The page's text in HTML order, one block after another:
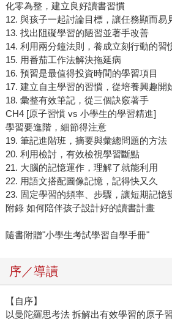
化零為整，建立良好讀書習慣
12. 與孩子一起討論目標，讓任務顯而易
13. 找出阻礙學習的陋習並著手改善
14. 利用兩分鐘法則，養成立刻行動的習
15. 用番茄工作法解決拖延病
16. 預習是最值得投資時間的學習項目
17. 建立自主學習的習慣，從培養興趣開
18. 彙整有效筆記，從三個訣竅著手
CH4 [原子習慣 vs 小學生的學習精進]
學習要進階，細節得注意
19. 筆記進階班，摘要與彙總問題的方法
20. 利用檢討，有效檢視學習斷點
21. 大腦的記憶運作，理解了就能利用
22. 用語文搭配圖像記憶，記得快又久
23. 固定學習的頻率、步驟，讓短期記憶
附錄 如何陪伴孩子設計好的讀書計畫
隨書附贈"小學生考試學習自學手冊"
序／導讀
【自序】
以曼陀羅思考法 拆解出有效學習的原子